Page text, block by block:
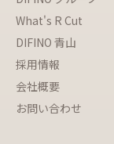
What's R Cut
DIFINO 青山
採用情報
会社概要
お問い合わせ